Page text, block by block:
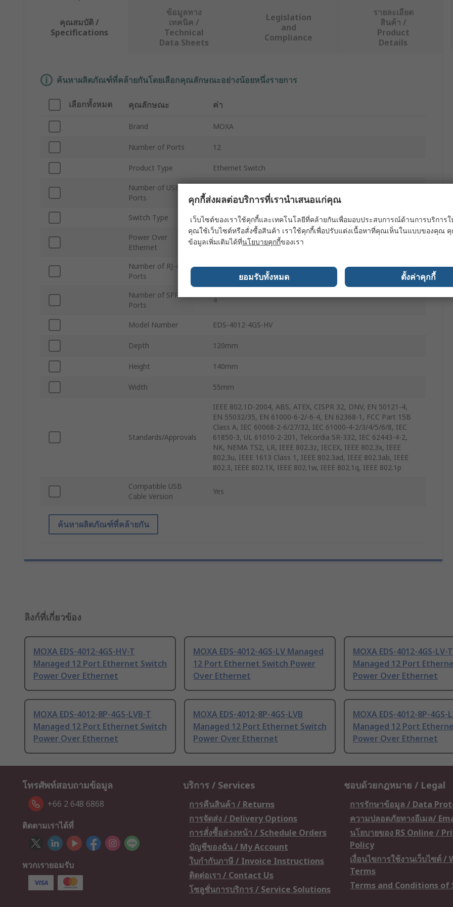
คุณสมบัติ /
Specifications
ข้อมูลทาง
เทคนิค /
Technical
Data Sheets
Legislation
and
Compliance
รายละเอียด
สินค้า /
Product
Details
ค้นหาผลิตภัณฑ์ที่คล้ายกันโดยเลือกคุณลักษณะอย่างน้อยหนึ่งรายการ
เลือกทั้งหมด คุณลักษณะ ค่า
Brand MOXA
Number of Ports 12
Product Type Ethernet Switch
Number of USB
Ports
Switch Type Managed
Power Over
Ethernet
Yes
Number of RJ-45
Ports
Number of SFP
Ports
4
Model Number EDS-4012-4GS-HV
Depth 120mm
Height 140mm
Width 55mm
Standards/Approvals
IEEE 802.1D-2004, ABS, ATEX, CISPR 32, DNV, EN 50121-4,
EN 55032/35, EN 61000-6-2/-6-4, EN 62368-1, FCC Part 15B
Class A, IEC 60068-2-6/27/32, IEC 61000-4-2/3/4/5/6/8, IEC
61850-3, UL 61010-2-201, Telcordia SR-332, IEC 62443-4-2,
NK, NEMA TS2, LR, IEEE 802.3z, IECEX, IEEE 802.3x, IEEE
802.3u, IEEE 1613 Class 1, IEEE 802.3ad, IEEE 802.3ab, IEEE
802.3, IEEE 802.1X, IEEE 802.1w, IEEE 802.1q, IEEE 802.1p
Compatible USB
Cable Version
Yes
ค้นหาผลิตภัณฑ์ที่คล้ายกัน
ลิงก์ที่เกี่ยวข้อง
MOXA EDS-4012-4GS-HV-T
Managed 12 Port Ethernet Switch
Power Over Ethernet
MOXA EDS-4012-4GS-LV Managed
12 Port Ethernet Switch Power
Over Ethernet
MOXA EDS-4012-4GS-LV-T
Managed 12 Port
Power Over Ethernet
MOXA EDS-4012-8P-4GS-LVB-T
Managed 12 Port Ethernet Switch
Power Over Ethernet
MOXA EDS-4012-8P-4GS-LVB
Managed 12 Port Ethernet Switch
Power Over Ethernet
MOXA EDS-4012-8P-4GS-
Managed 12 Port
Power Over Ethernet
โทรศัพท์สอบถามข้อมูล
+66 2 648 6868
ติดตามเราได้ที่
พวกเรายอมรับ
บริการ / Services
การคืนสินค้า / Returns
การจัดส่ง / Delivery Options
การสั่งซื้อล่วงหน้า / Schedule Orders
บัญชีของฉัน / My Account
ใบกำกับภาษี / Invoice Instructions
ติดต่อเรา / Contact Us
โซลูชั่นการบริการ / Service Solutions
ชอบด้วยกฎหมาย / Legal
การรักษาข้อมูล / Data
ความปลอดภัยทางอีเมล/
นโยบายของ RS Online /
Policy
เงื่อนไขการใช้งานเว็บไซต์ /
Terms
Terms and Conditions of
คุกกี้ส่งผลต่อบริการที่เรานำเสนอแก่คุณ
เว็บไซต์ของเราใช้คุกกี้และเทคโนโลยีที่คล้ายกันเพื่อมอบประสบการณ์ด้านการบริการ
คุณใช้เว็บไซต์หรือสั่งซื้อสินค้า เราใช้คุกกี้เพื่อปรับแต่งเนื้อหาที่คุณเห็นในแบบของคุณ
ข้อมูลเพิ่มเติมได้ที่นโยบายคุกกี้ของเรา
ยอมรับทั้งหมด ตั้งค่าคุกกี้